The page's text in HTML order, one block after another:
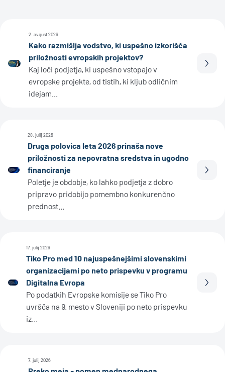
2. avgust 2026
Kako razmišlja vodstvo, ki uspešno izkorišča
priložnosti evropskih projektov?
Kaj loči podjetja, ki uspešno vstopajo v
evropske projekte, od tistih, ki kljub odličnim
idejam...
28. julij 2026
Druga polovica leta 2026 prinaša nove
priložnosti za nepovratna sredstva in ugodno
financiranje
Poletje je obdobje, ko lahko podjetja z dobro
pripravo pridobijo pomembno konkurenčno
prednost...
17. julij 2026
Tiko Pro med 10 najuspešnejšimi slovenskimi
organizacijami po neto prispevku v programu
Digitalna Evropa
Po podatkih Evropske komisije se Tiko Pro
uvršča na 9. mesto v Sloveniji po neto prispevku
iz...
7. julij 2026